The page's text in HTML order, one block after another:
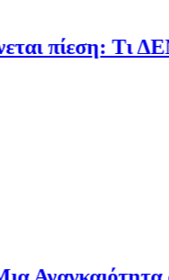
Τι ΔΕΝ σου